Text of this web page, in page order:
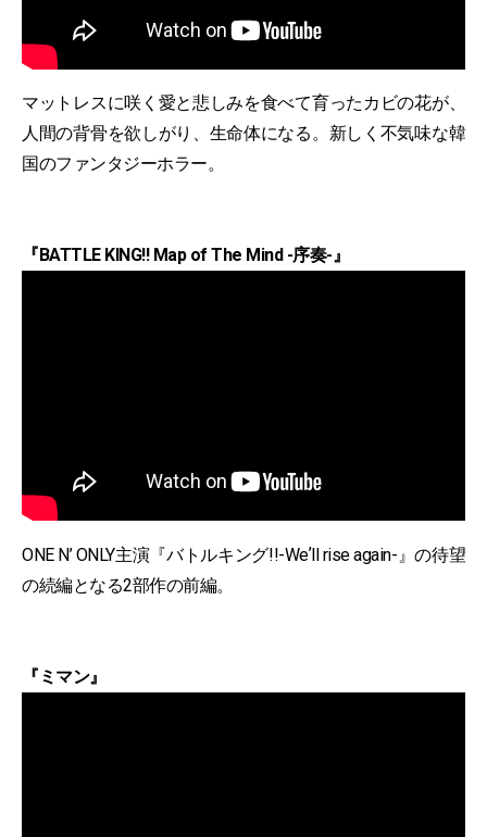
マットレスに咲く愛と悲しみを食べて育ったカビの花が、
人間の背骨を欲しがり、生命体になる。新しく不気味な韓
国のファンタジーホラー。
『BATTLE KING!! Map of The Mind -序奏-』
ONE N’ ONLY主演『バトルキング!!-Weʼll rise again-』の待望
の続編となる2部作の前編。
『ミマン』